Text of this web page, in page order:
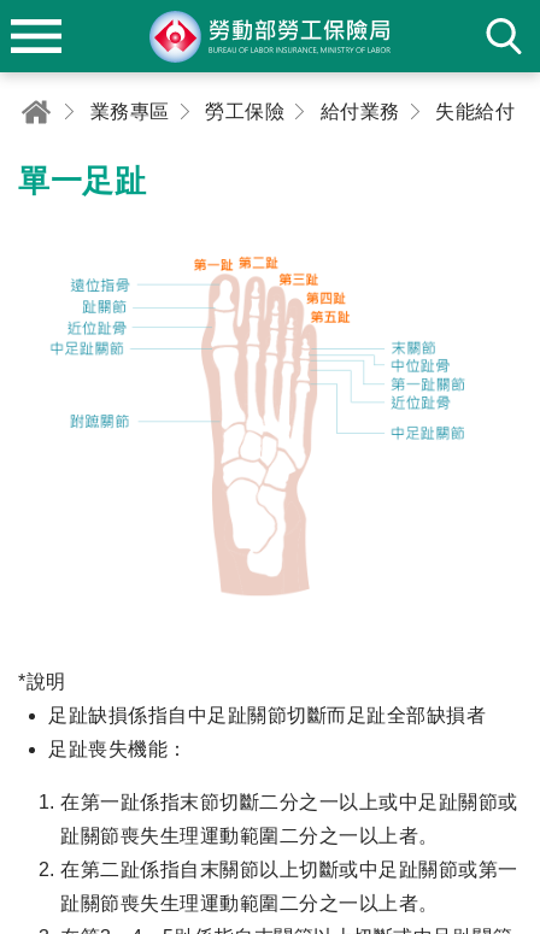
業務專區 勞工保險 給付業務 失能給付
單一足趾
*說明
足趾缺損係指自中足趾關節切斷而足趾全部缺損者
足趾喪失機能：
在第一趾係指末節切斷二分之一以上或中足趾關節或
趾關節喪失生理運動範圍二分之一以上者。
在第二趾係指自末關節以上切斷或中足趾關節或第一
趾關節喪失生理運動範圍二分之一以上者。